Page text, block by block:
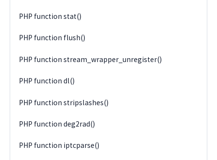
PHP function stat()
PHP function flush()
PHP function stream_wrapper_unregister()
PHP function dl()
PHP function stripslashes()
PHP function deg2rad()
PHP function iptcparse()